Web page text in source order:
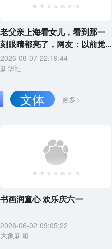
老父亲上海看女儿，看到那一
刻眼睛都亮了，网友：以前觉...
2026-08-07 22:19:44
新华社
更多>
文体
书画润童心 欢乐庆六一
2026-06-02 09:05:22
大象新闻